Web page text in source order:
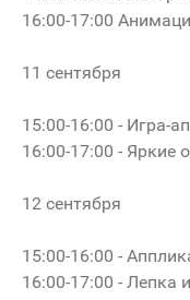
16:00-17:00
11 сентября
15:00-16:00 - Игра-
16:00-17:00 - Яркие
12 сентября
15:00-16:00 -
16:00-17:00 - Лепка